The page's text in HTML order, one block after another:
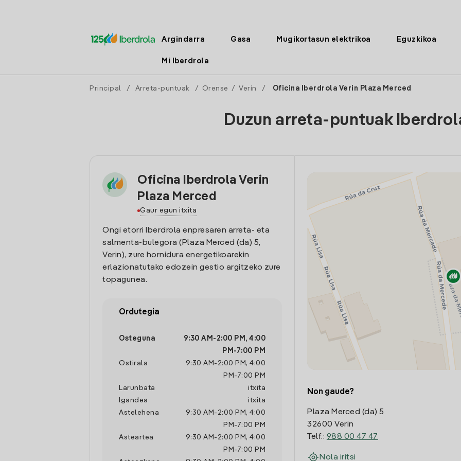
Argindarra Gasa Mugikortasun elektrikoa Eguzkikoa
Mi Iberdrola
Principal / Arreta-puntuak / Orense / Verín / Oficina Iberdrola Verin Plaza Merced
Duzun arreta-puntuak
Oficina Iberdrola Verin
Plaza Merced
Gaur egun itxita
Ongi etorri Iberdrola enpresaren arreta- eta
salmenta-bulegora (Plaza Merced (da) 5,
Verin), zure hornidura energetikoarekin
erlazionatutako edozein gestio argitzeko zure
topagunea.
Ordutegia
Osteguna 9:30 AM - 2:00 PM , 4:00
PM -7:00 PM
Ostirala
9:30 AM - 2:00 PM , 4:00
PM -7:00 PM
Larunbata
itxita
Igandea
itxita
Astelehena
9:30 AM - 2:00 PM , 4:00
PM -7:00 PM
Asteartea
9:30 AM - 2:00 PM , 4:00
PM -7:00 PM
Non gaude?
Plaza Merced (da) 5
32600 Verin
Telf.: 988 00 47 47
Nola iritsi